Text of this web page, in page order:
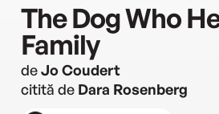
The Dog Who
Family
deJo Coudert
citită de Dara Rosenberg